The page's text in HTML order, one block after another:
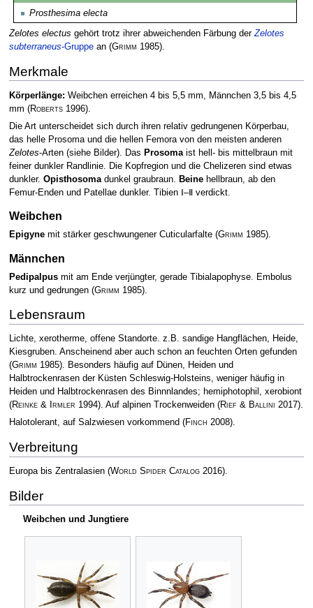
Prosthesima electa
Zelotes electus gehört trotz ihrer abweichenden Färbung derZelotes
subterraneus-Gruppean (Grimm 1985).
Merkmale
Körperlänge: Weibchen erreichen 4 bis 5,5 mm, Männchen 3,5 bis 4,5
mm (Roberts1996).
Die Art unterscheidet sich durch ihren relativ gedrungenen Körperbau,
das helle Prosoma und die hellen Femora von den meisten anderen
Zelotes-Arten (siehe Bilder). Das Prosomaist hell- bis mittelbraun mit
feiner dunkler Randlinie. Die Kopfregion und die Chelizeren sind etwas
dunkler. Opisthosomadunkel graubraun. Beinehellbraun, ab den
Femur-Enden und Patellae dunkler. Tibien Ⅰ–Ⅱ verdickt.
Weibchen
Epigynemit stärker geschwungener Cuticularfalte (Grimm 1985).
Männchen
Pedipalpusmit am Ende verjüngter, gerade Tibialapophyse. Embolus
kurz und gedrungen (Grimm 1985).
Lebensraum
Lichte, xerotherme, offene Standorte. z.B. sandige Hangflächen, Heide,
Kiesgruben. Anscheinend aber auch schon an feuchten Orten gefunden
(Grimm 1985). Besonders häufig auf Dünen, Heiden und
Halbtrockenrasen der Küsten Schleswig-Holsteins, weniger häufig in
Heiden und Halbtrockenrasen des Binnnlandes; hemiphotophil, xerobiont
(Reinke & Irmler 1994). Auf alpinen Trockenweiden (Rief & Ballini 2017).
Halotolerant, auf Salzwiesen vorkommend (Finch 2008).
Verbreitung
Europa bis Zentralasien (World Spider Catalog2016).
Bilder
Weibchen und Jungtiere